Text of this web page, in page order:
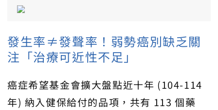
發生率≠發聲率！弱勢癌別缺乏關
注「治療可近性不足」
癌症希望基金會擴大盤點近十年 (104-114
年) 納入健保給付的品項，共有 113 個藥